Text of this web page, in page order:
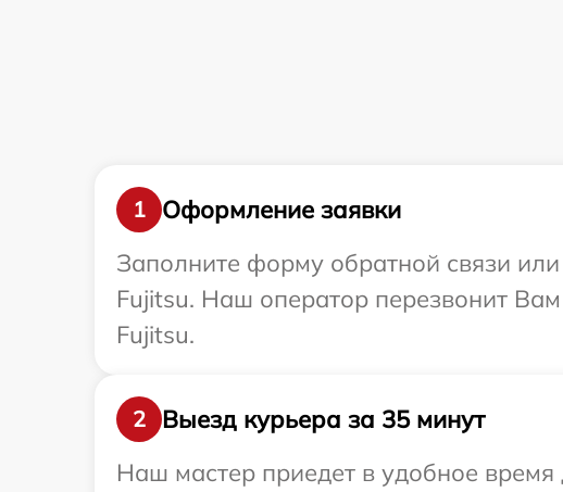
1
Оформление заявки
Заполните форму обратной связи
Fujitsu. Наш оператор перезвонит
Fujitsu.
2
Выезд курьера за 35 минут
Наш мастер приедет в удобное